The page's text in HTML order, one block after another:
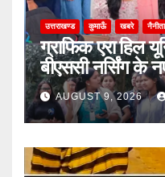
उत्तराखण्ड कुमाऊँ खबरे
ग्राफिक एरा हिल
बीएससी नर्सिंग के
AUGUST 9, 2026